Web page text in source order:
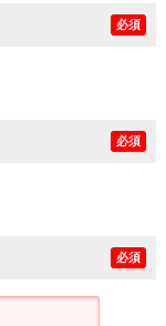
必須
必須
必須